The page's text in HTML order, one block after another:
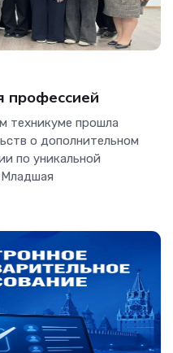
профессией
техникуме прошла
о дополнительном
по уникальной